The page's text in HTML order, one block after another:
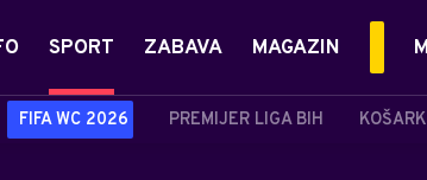
SPORT
FIFA WC 2026 PREMIJER LIGA BIH
ZABAVA MAGAZIN